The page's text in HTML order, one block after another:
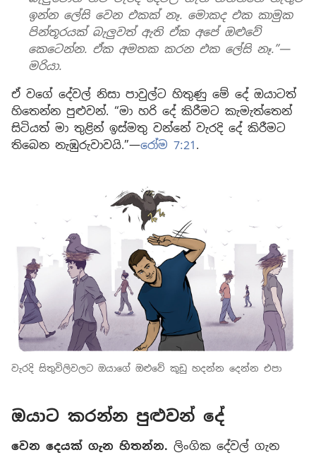
ඉන්න ලේසි වෙන එකක් නෑ. මොකද එක කාමුක
පින්තූරයක් බැලුවත් ඇති ඒක අපේ ඔළුවේ
කෙටෙන්න. ඒක අමතක කරන එක ලේසි නෑ.”—
මරියා.
ඒ වගේ දේවල් නිසා පාවුල්ට හිතුණු මේ දේ ඔයාටත්
හිතෙන්න පුළුවන්. “මා හරි දේ කිරීමට කැමැත්තෙන්
සිටියත් මා තුළින් ඉස්මතු වන්නේ වැරදි දේ කිරීමට
තිබෙන නැඹුරුවාවයි.”—රෝම 7:21.
වැරදි සිතුවිලිවලට ඔයාගේ ඔළුවේ කූඩු හදන්න දෙන්න එපා
ඔයාට කරන්න පුළුවන් දේ
වෙන දෙයක් ගැන හිතන්න. ලිංගික දේවල් ගැන